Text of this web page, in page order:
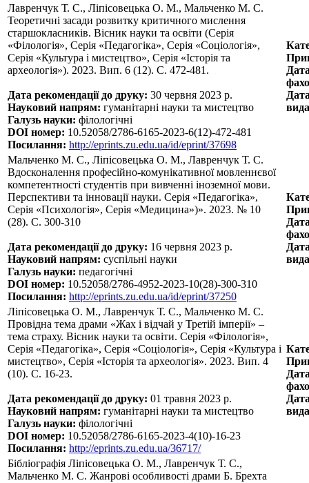
Лавренчук Т. С., Ліпісовецька О. М., Мальченко М. С.
Теоретичні засади розвитку критичного мислення
старшокласників. Вісник науки та освіти (Серія
«Філологія», Серія «Педагогіка», Серія «Соціологія»,
Серія «Культура і мистецтво», Серія «Історія та
археологія»). 2023. Вип. 6 (12). С. 472-481.
Дата рекомендації до друку: 30 червня 2023 р.
Науковий напрям: гуманітарні науки та мистецтво
Галузь науки: філологічні
DOI номер: 10.52058/2786-6165-2023-6(12)-472-481
Посилання: http://eprints.zu.edu.ua/id/eprint/37698
Мальченко М. С., Ліпісовецька О. М., Лавренчук Т. С.
Вдосконалення професійно-комунікативної мовленнєвої
компетентності студентів при вивченні іноземної мови.
Перспективи та інновації науки. Серія «Педагогіка»,
Серія «Психологія», Серія «Медицина»)». 2023. № 10
(28). С. 300-310
Дата рекомендації до друку: 16 червня 2023 р.
Науковий напрям: суспільні науки
Галузь науки: педагогічні
DOI номер: 10.52058/2786-4952-2023-10(28)-300-310
Посилання: http://eprints.zu.edu.ua/id/eprint/37250
Ліпісовецька О. М., Лавренчук Т. С., Мальченко М. С.
Провідна тема драми «Жах і відчай у Третій імперії» –
тема страху. Вісник науки та освіти. Серія «Філологія»,
Серія «Педагогіка», Серія «Соціологія», Серія «Культура і
мистецтво», Серія «Історія та археологія». 2023. Вип. 4
(10). С. 16-23.
Дата рекомендації до друку: 01 травня 2023 р.
Науковий напрям: гуманітарні науки та мистецтво
Галузь науки: філологічні
DOI номер: 10.52058/2786-6165-2023-4(10)-16-23
Посилання: http://eprints.zu.edu.ua/36717/
Бібліографія Ліпісовецька О. М., Лавренчук Т. С.,
Мальченко М. С. Жанрові особливості драми Б. Брехта